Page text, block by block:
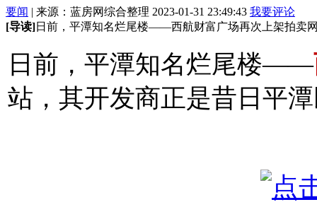
要闻 | 来源：蓝房网综合整理 2023-01-31 23:49:43 我要评论
[导读]日前，平潭知名烂尾楼——西航财富广场再次上架拍卖
日前，平潭知名烂尾楼——
站， 其开发商正是昔日平